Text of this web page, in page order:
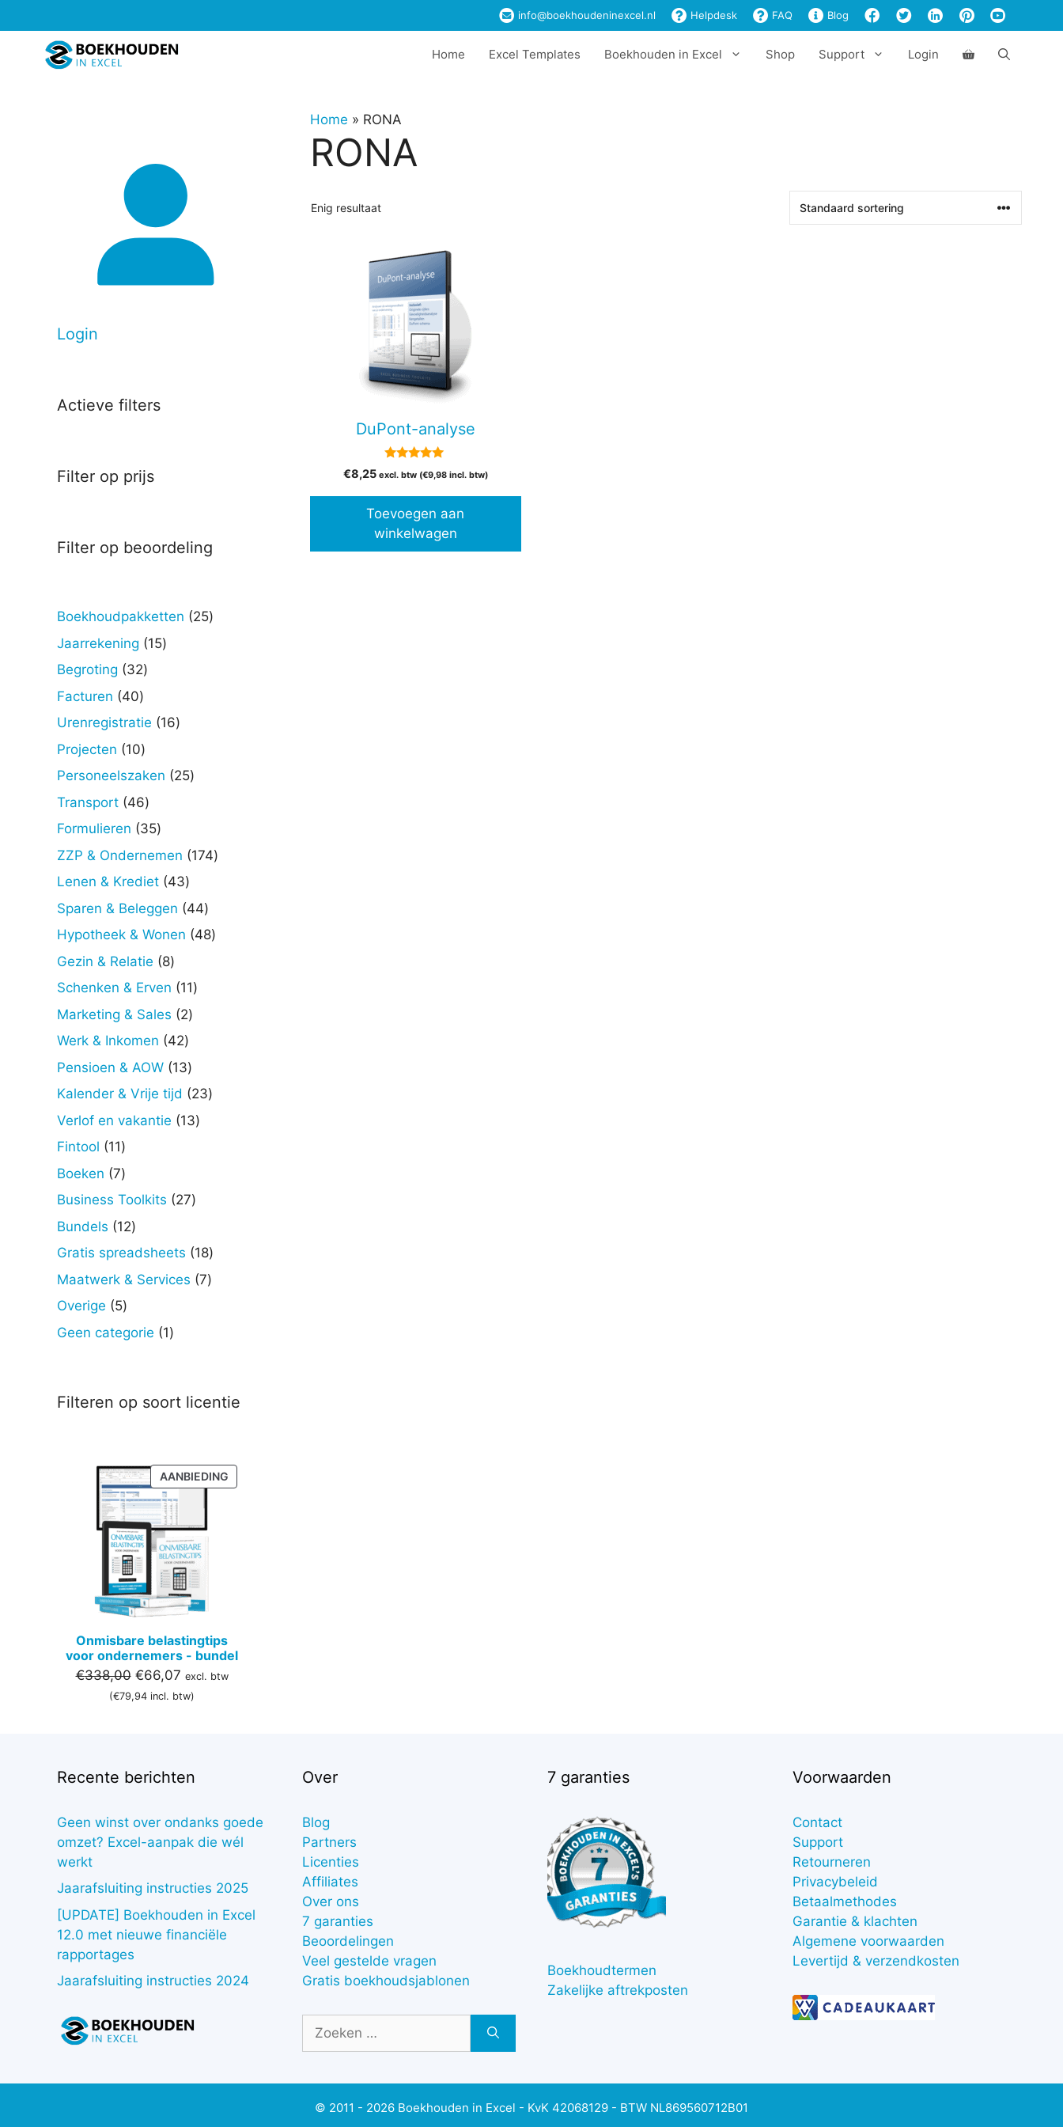
naar
info@boekhoudeninexcel.nl Helpdesk FAQ Blog
Home Excel Templates Boekhouden in Excel Shop Support Login
Home » RONA
RONA
Enig resultaat
DuPont-analyse
5.00
van 5
€8,25 excl. btw (€9,98incl. btw)
Toevoegen aan
winkelwagen
Login
Actieve filters
Filter op prijs
Filter op beoordeling
Boekhoudpakketten 2525
Jaarrekening 1515
Begroting 3232
Facturen 4040
producten
Urenregistratie 1616
Projecten 1010
producten
Personeelszaken 2525
Transport 4646
producten
Formulieren 3535
producten
ZZP & Ondernemen 174174
Lenen & Krediet 4343
producten
Sparen & Beleggen 4444
producten
Hypotheek & Wonen 4848
Gezin & Relatie 88
producten
Schenken & Erven 1111
Marketing & Sales 22
Werk & Inkomen 4242
producten
Pensioen & AOW 1313
producten
Kalender & Vrije tijd 2323
Verlof en vakantie 1313
Fintool 1111
producten
Boeken 77
producten
Business Toolkits 2727
Bundels 1212
producten
Gratis spreadsheets 1818
producten
Maatwerk & Services 77
Overige 55
producten
Geen categorie 11
Filteren op soort licentie
AANBIEDINGPRODUCT
IN
Onmisbare belastingtips
voor ondernemers - bundel
€338,00 Oorspronkelijke
prijs
€66,07Huidige
prijs
excl. btw
(€79,94 incl. btw)
Recente berichten
Geen winst over ondanks goede
omzet? Excel-aanpak die wél
werkt
Jaarafsluiting instructies 2025
[UPDATE] Boekhouden in Excel
12.0 met nieuwe financiële
rapportages
Jaarafsluiting instructies 2024
Over
Blog
Partners
Licenties
Affiliates
Over ons
7 garanties
Beoordelingen
Veel gestelde vragen
Gratis boekhoudsjablonen
naar:
7 garanties
Boekhoudtermen
Zakelijke aftrekposten
Voorwaarden
Contact
Support
Retourneren
Privacybeleid
Betaalmethodes
Garantie & klachten
Algemene voorwaarden
Levertijd & verzendkosten
© 2011 - 2026 Boekhouden in Excel - KvK 42068129 - BTW NL869560712B01